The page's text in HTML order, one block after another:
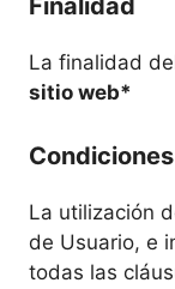
La finalidad
sitio web*
La utilización
de Usuario, e
todas las